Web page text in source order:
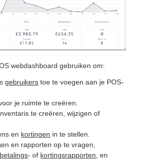
webdashboard gebruiken om:
gebruikers toe te voegen aan je POS-
je ruimte te creëren.
te creëren, wijzigen of
en kortingen in te stellen.
en rapporten op te vragen,
betalings- of kortingsrapporten , en